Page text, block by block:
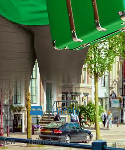
Hotels
Teilnehmer